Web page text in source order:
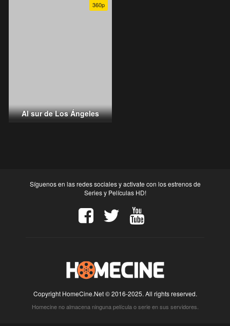
360p
Al sur de Los Ángeles
Síguenos en las redes sociales y activate con los estrenos de
Series y Películas HD!
Copyright HomeCine.Net © 2016-2025. All rights reserved.
Homecine no almacena ninguna película o serie en sus servidores.